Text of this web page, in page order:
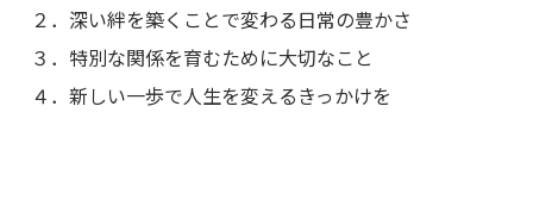
２．深い絆を築くことで変わる日常の豊かさ
３．特別な関係を育むために大切なこと
４．新しい一歩で人生を変えるきっかけを